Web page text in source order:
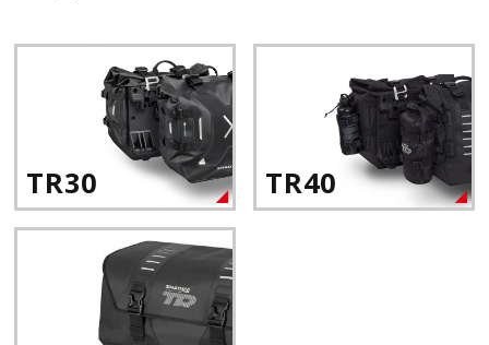
TR30 TR40